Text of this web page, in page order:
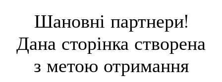
Шановні партнери!
Дана сторінка створена
з метою отримання